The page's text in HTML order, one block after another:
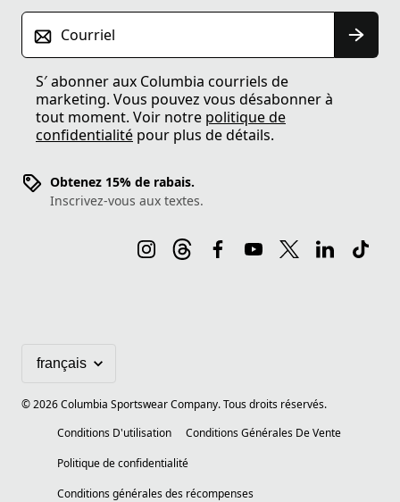
Courriel
S′ abonner aux Columbia courriels de
marketing. Vous pouvez vous désabonner à
tout moment. Voir notre politique de
confidentialité pour plus de détails.
Obtenez 15% de rabais.
Inscrivez-vous aux textes.
©2026Columbia Sportswear Company. Tous droits réservés.
Conditions D'utilisation
Conditions Générales De Vente
Politique de confidentialité
Conditions générales des récompenses